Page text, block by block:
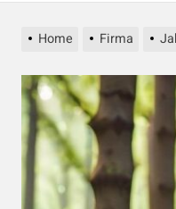
Home Firma